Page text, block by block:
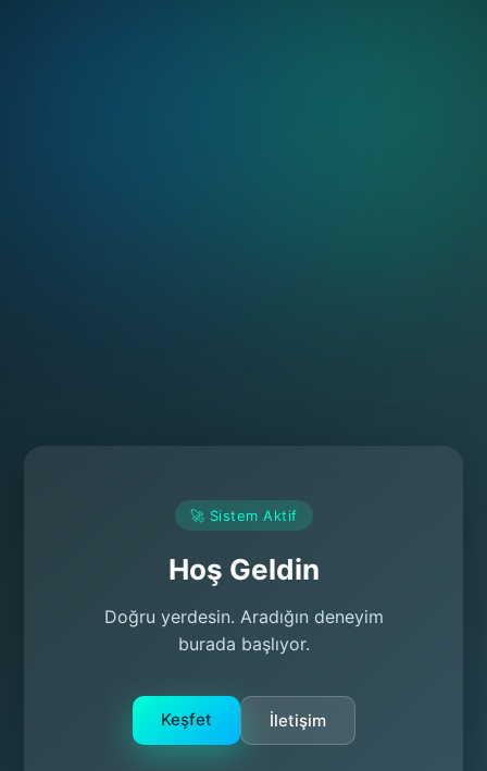
🚀 Sistem Aktif
Hoş Geldin
Doğru yerdesin. Aradığın deneyim
burada başlıyor.
Keşfet İletişim